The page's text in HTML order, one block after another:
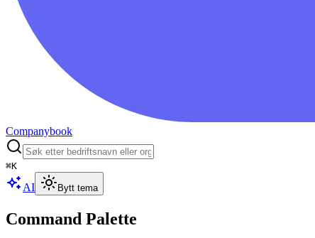
Companybook
⌘K
AI Bytt tema
Command Palette